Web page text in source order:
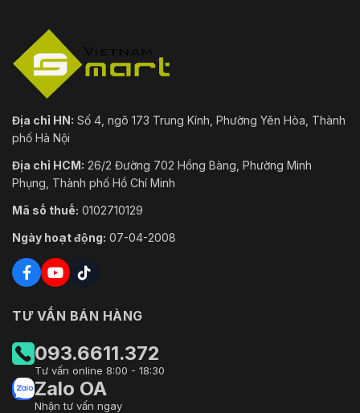
Địa chỉ HN: Số 4, ngõ 173 Trung Kính, Phường Yên Hòa, Thành
phố Hà Nội
Địa chỉ HCM: 26/2 Đường 702 Hồng Bàng, Phường Minh
Phụng, Thành phố Hồ Chí Minh
Mã số thuế: 0102710129
Ngày hoạt động: 07-04-2008
TƯ VẤN BÁN HÀNG
093.6611.372
Tư vấn online 8:00 - 18:30
Zalo OA
Nhận tư vấn ngay